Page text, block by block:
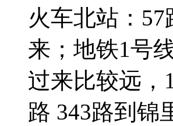
火车北站：
来；地铁1号
过来比较远，
路 343路到锦